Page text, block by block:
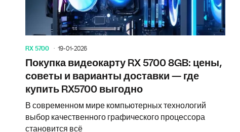
RX 5700 19-01-2026
Покупка видеокарту RX 5700 8GB: цены,
советы и варианты доставки — где
купить RX5700 выгодно
В современном мире компьютерных технологий
выбор качественного графического процессора
становится всё